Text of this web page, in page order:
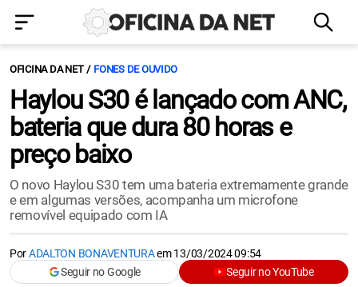
OFICINA DA NET FONES DE OUVIDO
Haylou S30 é lançado com ANC,
bateria que dura 80 horas e
preço baixo
O novo Haylou S30 tem uma bateria extremamente grande
e em algumas versões, acompanha um microfone
removível equipado com IA
PorADALTON BONAVENTURAem13/03/2024 09:54
Seguir no Google
Seguir no YouTube